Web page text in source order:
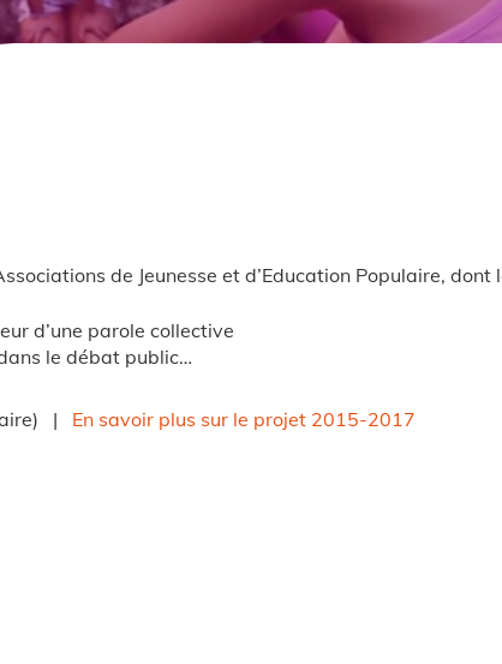
de Jeunesse et d’Education Populaire, dont
d’une parole collective
le débat public…
| En savoir plus sur le projet 2015-2017